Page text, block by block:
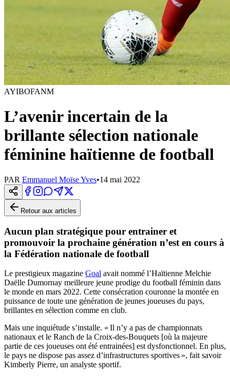
AYIBOFANM
L’avenir incertain de la
brillante sélection nationale
féminine haïtienne de football
PAR Emmanuel Moïse Yves•14 mai 2022
Retour aux articles
Aucun plan stratégique pour entrainer et
promouvoir la prochaine génération n’est en cours à
la Fédération nationale de football
Le prestigieux magazine Goal avait nommé l’Haïtienne Melchie
Daëlle Dumornay meilleure jeune prodige du football féminin dans
le monde en mars 2022. Cette consécration couronne la montée en
puissance de toute une génération de jeunes joueuses du pays,
brillantes en sélection comme en club.
Mais une inquiétude s’installe. « Il n’y a pas de championnats
nationaux et le Ranch de la Croix-des-Bouquets [où la majeure
partie de ces joueuses ont été entrainées] est dysfonctionnel. En plus,
le pays ne dispose pas assez d’infrastructures sportives », fait savoir
Kimberly Pierre, un analyste sportif.